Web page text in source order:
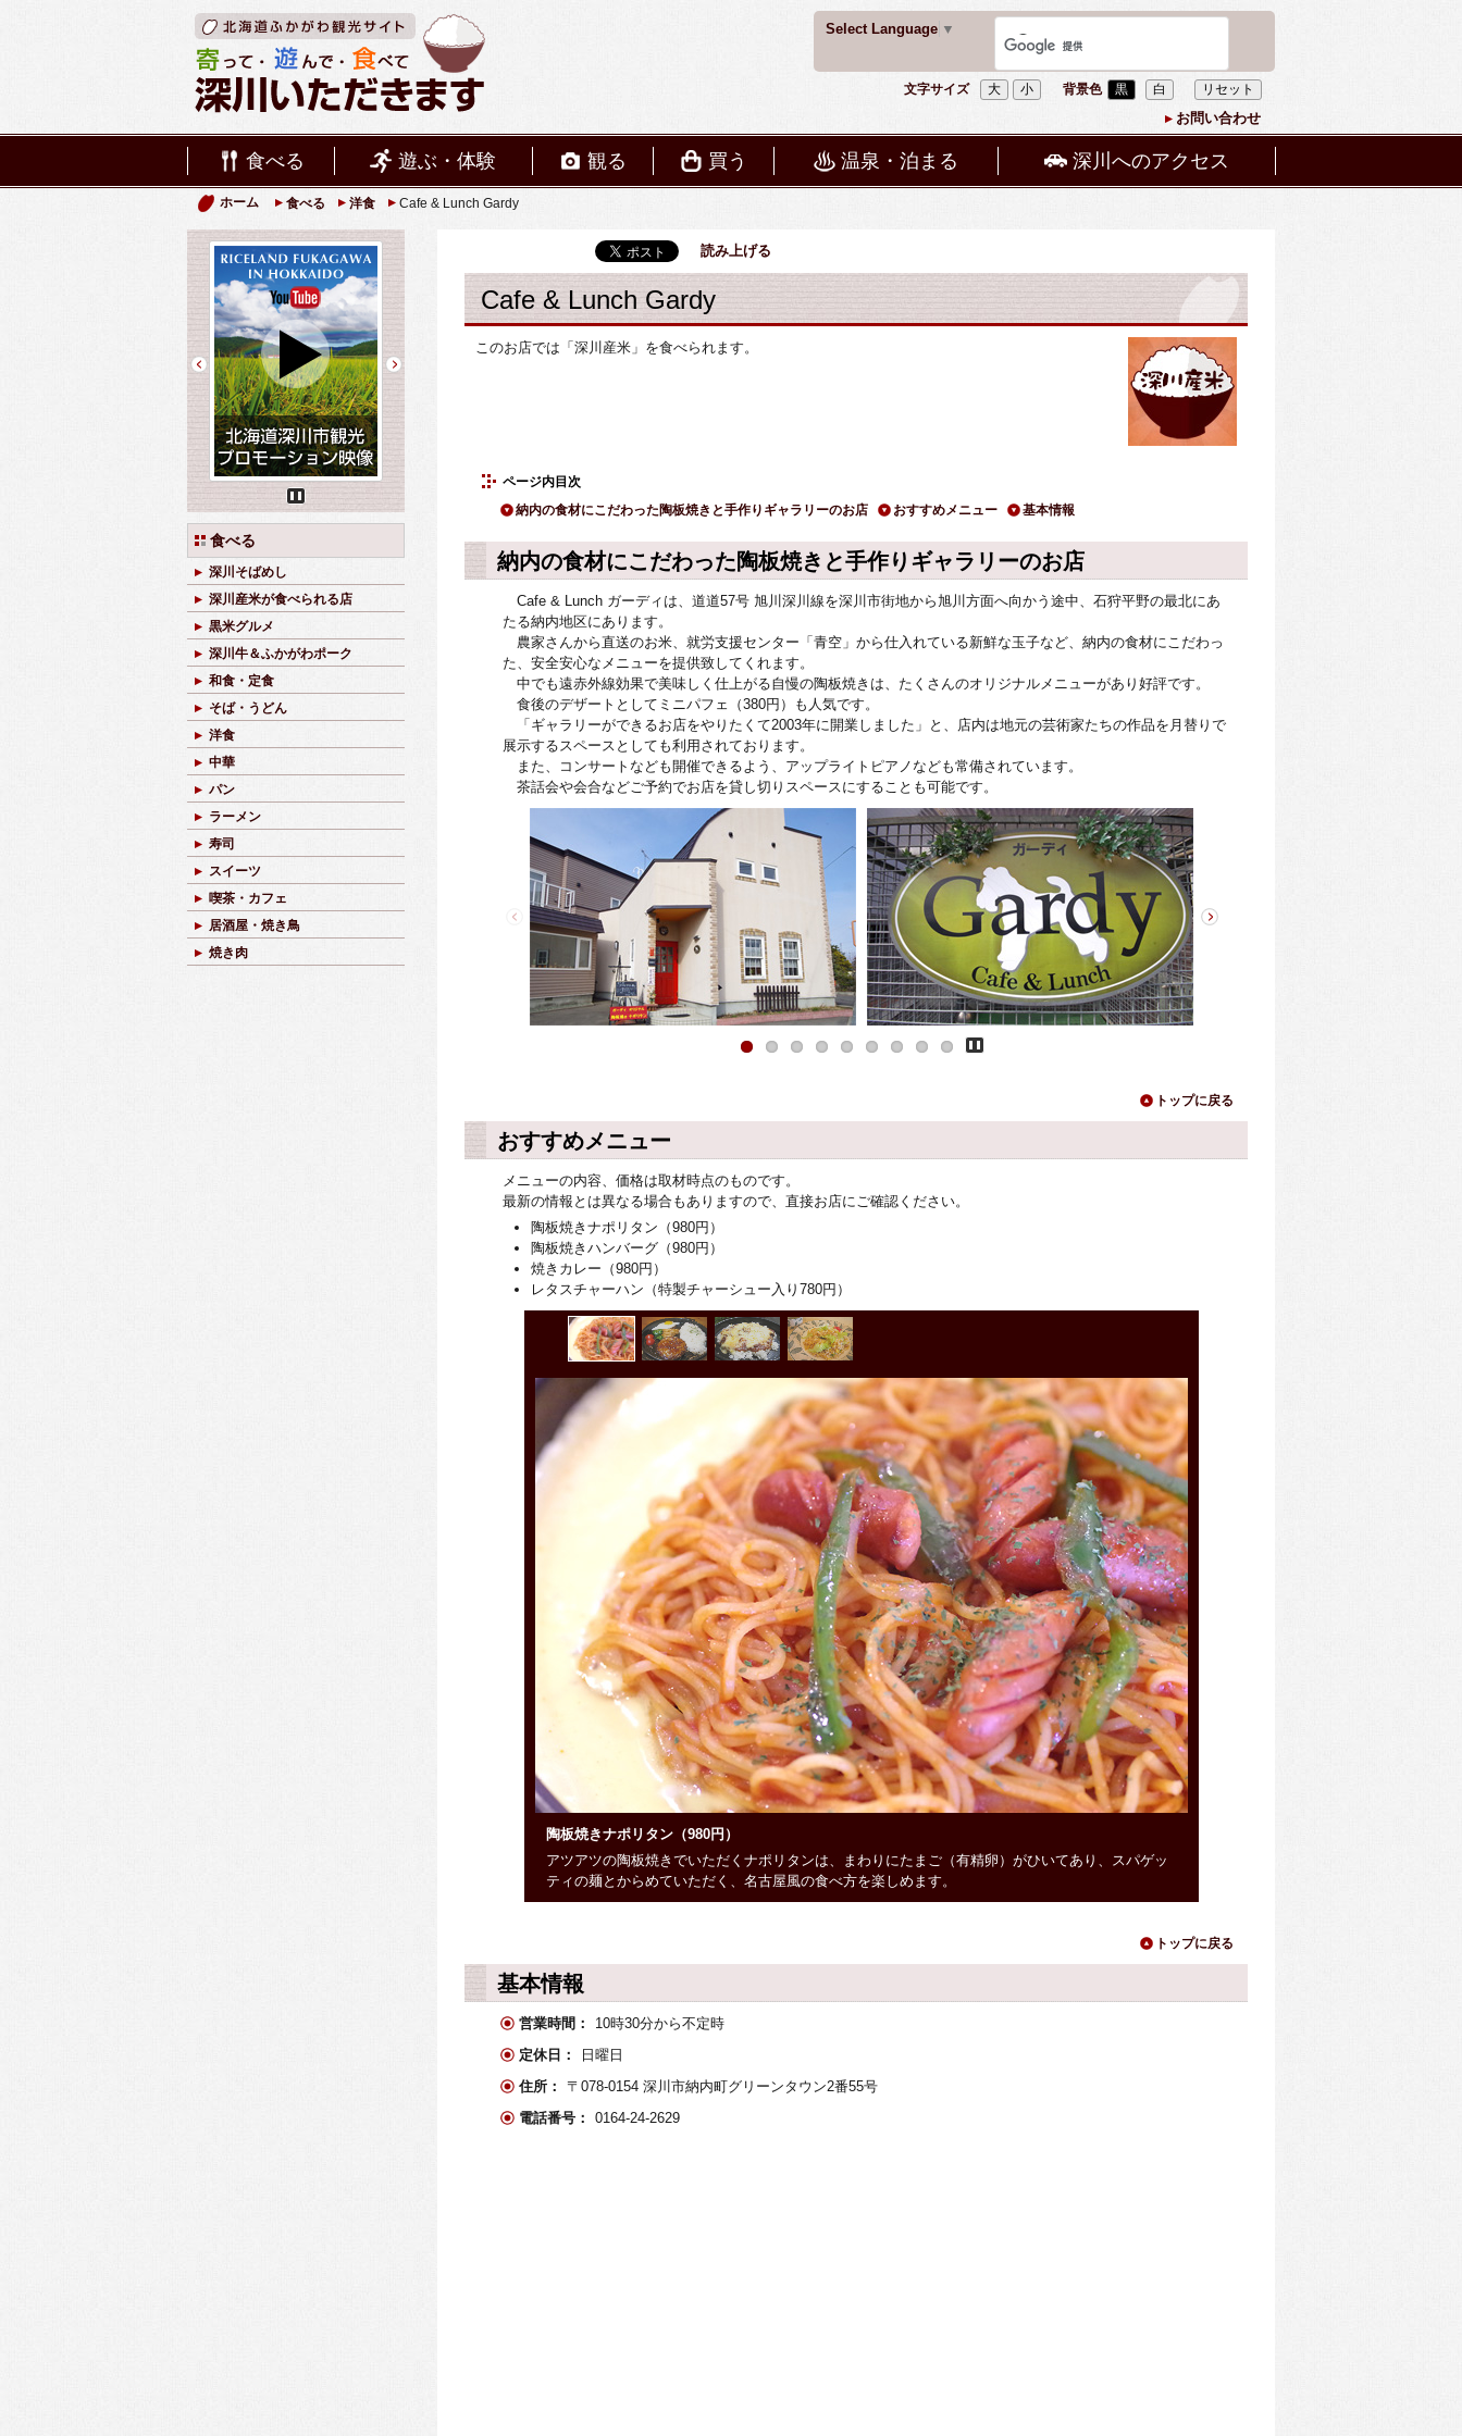
Select Language ▼
文字サイズ 大 小 背景色 黒 白 リセット
お問い合わせ
食べる 遊ぶ・体験 観る 買う 温泉・泊まる 深川へのアクセス
ホーム 食べる 洋食 Cafe & Lunch Gardy
読み上げる
Cafe & Lunch Gardy
このお店では「深川産米」を食べられます。
ページ内目次
納内の食材にこだわった陶板焼きと手作りギャラリーのお店 おすすめメニュー 基本情報
納内の食材にこだわった陶板焼きと手作りギャラリーのお店
Cafe & Lunch ガーディは、道道57号 旭川深川線を深川市街地から旭川方面へ向かう途中、石狩平野の最北にあ
たる納内地区にあります。
農家さんから直送のお米、就労支援センター「青空」から仕入れている新鮮な玉子など、納内の食材にこだわっ
た、安全安心なメニューを提供致してくれます。
中でも遠赤外線効果で美味しく仕上がる自慢の陶板焼きは、たくさんのオリジナルメニューがあり好評です。
食後のデザートとしてミニパフェ（380円）も人気です。
「ギャラリーができるお店をやりたくて2003年に開業しました」と、店内は地元の芸術家たちの作品を月替りで
展示するスペースとしても利用されております。
また、コンサートなども開催できるよう、アップライトピアノなども常備されています。
茶話会や会合などご予約でお店を貸し切りスペースにすることも可能です。
トップに戻る
おすすめメニュー
メニューの内容、価格は取材時点のものです。
最新の情報とは異なる場合もありますので、直接お店にご確認ください。
陶板焼きナポリタン（980円）
陶板焼きハンバーグ（980円）
焼きカレー（980円）
レタスチャーハン（特製チャーシュー入り780円）
陶板焼きナポリタン（980円）
アツアツの陶板焼きでいただくナポリタンは、まわりにたまご（有精卵）がひいてあり、スパゲッ
ティの麺とからめていただく、名古屋風の食べ方を楽しめます。
トップに戻る
基本情報
営業時間：
10時30分から不定時
定休日：
日曜日
住所：
〒078-0154 深川市納内町グリーンタウン2番55号
電話番号：
0164-24-2629
Pause
食べる
深川そばめし
深川産米が食べられる店
黒米グルメ
深川牛＆ふかがわポーク
和食・定食
そば・うどん
洋食
中華
パン
ラーメン
寿司
スイーツ
喫茶・カフェ
居酒屋・焼き鳥
焼き肉